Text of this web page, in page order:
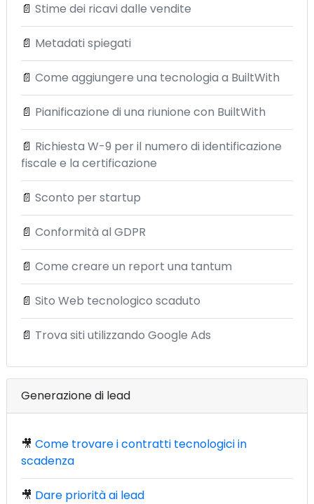
📄 Stime dei ricavi dalle vendite
📄 Metadati spiegati
📄 Come aggiungere una tecnologia a BuiltWith
📄 Pianificazione di una riunione con BuiltWith
📄 Richiesta W-9 per il numero di identificazione
fiscale e la certificazione
📄 Sconto per startup
📄 Conformità al GDPR
📄 Come creare un report una tantum
📄 Sito Web tecnologico scaduto
📄 Trova siti utilizzando Google Ads
Generazione di lead
🎥 Come trovare i contratti tecnologici in
scadenza
🎥 Dare priorità ai lead